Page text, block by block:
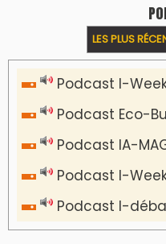
Plus
https://
LES PLUS
7 days santé &
I-MAG-Spécial